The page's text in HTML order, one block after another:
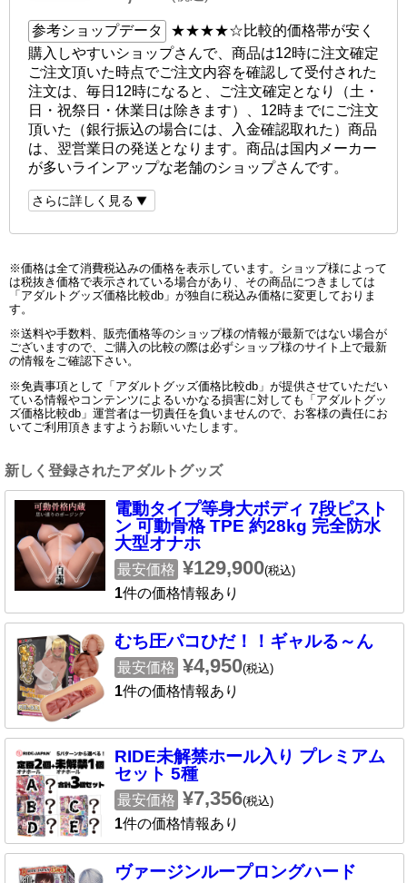
参考ショップデータ ★★★★☆比較的価格帯が安く
購入しやすいショップさんで、商品は12時に注文確定
ご注文頂いた時点でご注文内容を確認して受付された
注文は、毎日12時になると、ご注文確定となり（土・
日・祝祭日・休業日は除きます）、12時までにご注文
頂いた（銀行振込の場合には、入金確認取れた）商品
は、翌営業日の発送となります。商品は国内メーカー
が多いラインアップな老舗のショップさんです。
さらに詳しく見る
※価格は全て消費税込みの価格を表示しています。ショップ様によって
は税抜き価格で表示されている場合があり、その商品につきましては
「アダルトグッズ価格比較db」が独自に税込み価格に変更しておりま
す。
※送料や手数料、販売価格等のショップ様の情報が最新ではない場合が
ございますので、ご購入の比較の際は必ずショップ様のサイト上で最新
の情報をご確認下さい。
※免責事項として「アダルトグッズ価格比較db」が提供させていただい
ている情報やコンテンツによるいかなる損害に対しても「アダルトグッ
ズ価格比較db」運営者は一切責任を負いませんので、お客様の責任にお
いてご利用頂きますようお願いいたします。
新しく登録されたアダルトグッズ
電動タイプ等身大ボディ 7段ピスト
ン 可動骨格 TPE 約28kg 完全防水
大型オナホ
最安価格 ¥129,900(税込)
1件の価格情報あり
むち圧パコひだ！！ギャルる～ん
最安価格 ¥4,950(税込)
1件の価格情報あり
RIDE未解禁ホール入り プレミアム
セット 5種
最安価格 ¥7,356(税込)
1件の価格情報あり
ヴァージンループロングハード